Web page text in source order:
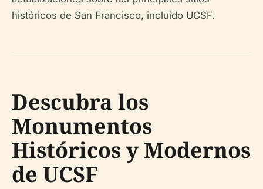
históricos de San Francisco, incluido UCSF.
Descubra los
Monumentos
Históricos y Modernos
de UCSF